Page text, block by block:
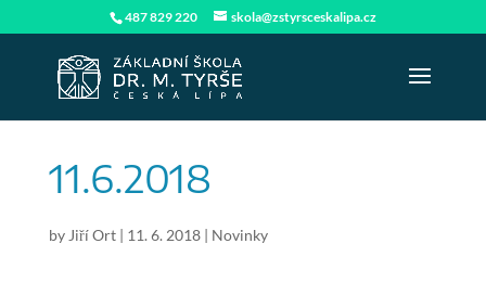
487 829 220 skola@zstyrsceskalipa.cz
11.6.2018
by Jiří Ort| 11. 6. 2018| Novinky